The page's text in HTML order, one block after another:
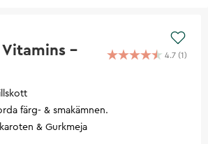
Vitamins -
4.7 (1)
färg- & smakämnen.
& Gurkmeja